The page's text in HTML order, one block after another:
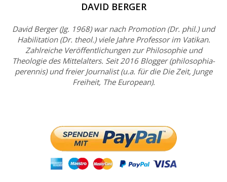
DAVID BERGER
David Berger (Jg. 1968) war nach Promotion (Dr. phil.) und
Habilitation (Dr. theol.) viele Jahre Professor im Vatikan.
Zahlreiche Veröffentlichungen zur Philosophie und
Theologie des Mittelalters. Seit 2016 Blogger (philosophia-
perennis) und freier Journalist (u.a. für die Die Zeit, Junge
Freiheit, The European).